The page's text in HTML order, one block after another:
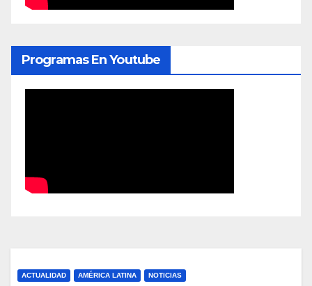
Programas En Youtube
ACTUALIDAD AMÉRICA LATINA NOTICIAS